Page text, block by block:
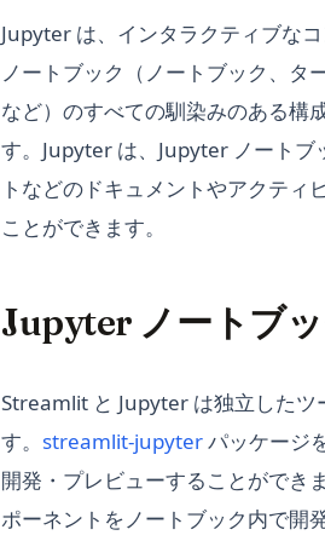
Jupyter は、インタラクティブな
ノートブック（ノートブック、タ
など）のすべての馴染みのある構
す。Jupyter は、Jupyter ノートブ
トなどのドキュメントやアクテ
ことができます。
Jupyter ノートブ
Streamlit と Jupyter は独立したツ
す。 streamlit-jupyter(opens in a
パッケージ
開発・プレビューすることができ
ポーネントをノートブック内で開